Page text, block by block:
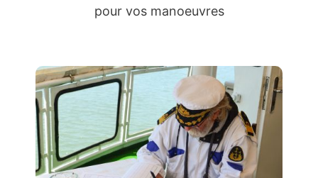
pour vos manoeuvres